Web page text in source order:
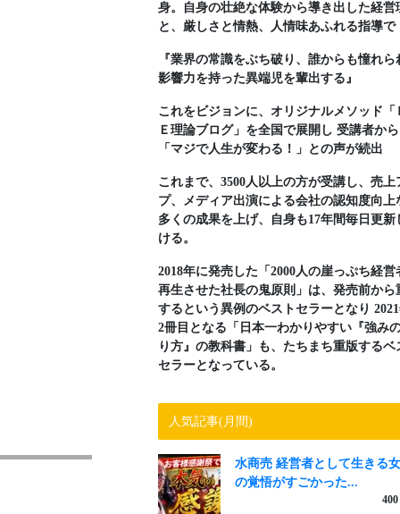
身。自身の壮絶な体験から導き出した経営
と、厳しさと情熱、人情味あふれる指導で
『業界の常識をぶち破り、誰からも憧れら
影響力を持った異端児を輩出する』
これをビジョンに、オリジナルメソッド「
Ｅ理論ブログ」を全国で展開し 受講者か
「マジで人生が変わる！」との声が続出
これまで、3500人以上の方が受講し、売上
プ、メディア出演による会社の認知度向上
多くの成果を上げ、自身も17年間毎日更新
ける。
2018年に発売した「2000人の崖っぷち経営
再生させた社長の鬼原則」は、発売前から
するという異例のベストセラーとなり
2冊目となる「日本一わかりやすい『強み
り方』の教科書」も、たちまち重版するベ
セラーとなっている。
人気記事(月間)
水商売 経営者として生きる
の覚悟がすごかった...